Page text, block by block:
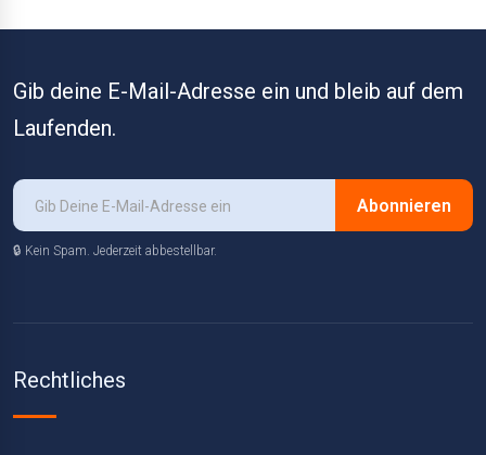
Gib deine E-Mail-Adresse ein und bleib auf dem
Laufenden.
Abonnieren
🔒 Kein Spam. Jederzeit abbestellbar.
Rechtliches